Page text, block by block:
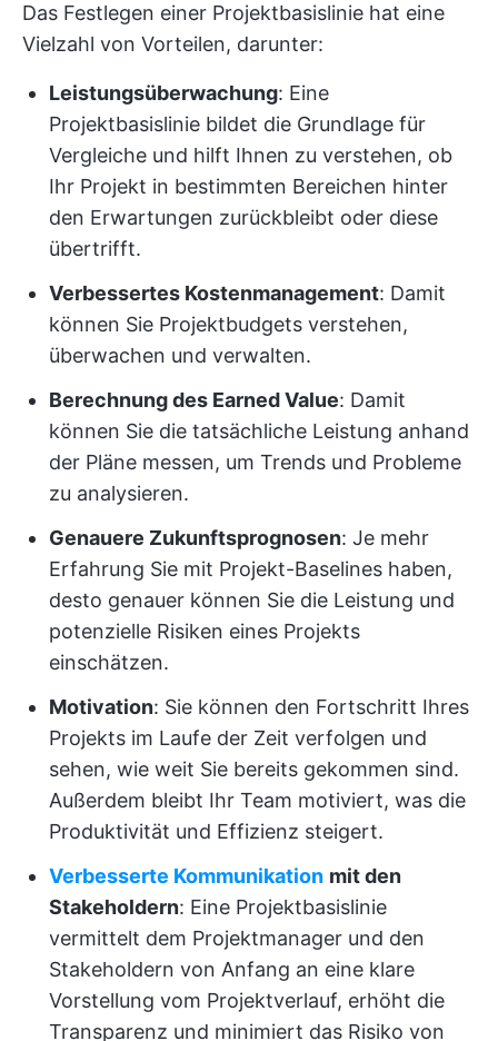
Das Festlegen einer Projektbasislinie hat eine
Vielzahl von Vorteilen, darunter:
Leistungsüberwachung: Eine
Projektbasislinie bildet die Grundlage für
Vergleiche und hilft Ihnen zu verstehen, ob
Ihr Projekt in bestimmten Bereichen hinter
den Erwartungen zurückbleibt oder diese
übertrifft.
Verbessertes Kostenmanagement: Damit
können Sie Projektbudgets verstehen,
überwachen und verwalten.
Berechnung des Earned Value: Damit
können Sie die tatsächliche Leistung anhand
der Pläne messen, um Trends und Probleme
zu analysieren.
Genauere Zukunftsprognosen: Je mehr
Erfahrung Sie mit Projekt-Baselines haben,
desto genauer können Sie die Leistung und
potenzielle Risiken eines Projekts
einschätzen.
Motivation: Sie können den Fortschritt Ihres
Projekts im Laufe der Zeit verfolgen und
sehen, wie weit Sie bereits gekommen sind.
Außerdem bleibt Ihr Team motiviert, was die
Produktivität und Effizienz steigert.
Verbesserte Kommunikation mit den
Stakeholdern: Eine Projektbasislinie
vermittelt dem Projektmanager und den
Stakeholdern von Anfang an eine klare
Vorstellung vom Projektverlauf, erhöht die
Transparenz und minimiert das Risiko von